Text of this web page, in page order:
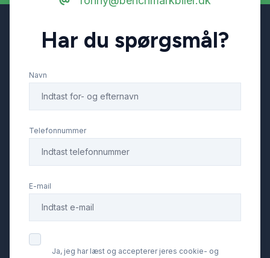
Har du spørgsmål?
Navn
Telefonnummer
E-mail
Ja, jeg har læst og accepterer jeres cookie- og